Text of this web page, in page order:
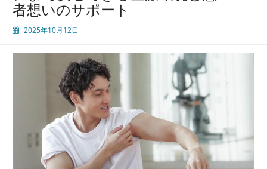
者想いのサポート
2025年10月12日